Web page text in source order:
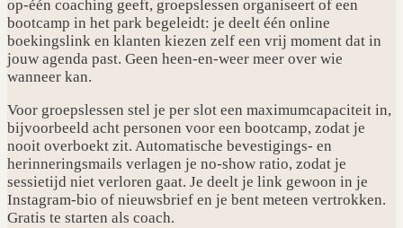
op-één coaching geeft, groepslessen organiseert of een
bootcamp in het park begeleidt: je deelt één online
boekingslink en klanten kiezen zelf een vrij moment dat in
jouw agenda past. Geen heen-en-weer meer over wie
wanneer kan.
Voor groepslessen stel je per slot een maximumcapaciteit in,
bijvoorbeeld acht personen voor een bootcamp, zodat je
nooit overboekt zit. Automatische bevestigings- en
herinneringsmails verlagen je no-show ratio, zodat je
sessietijd niet verloren gaat. Je deelt je link gewoon in je
Instagram-bio of nieuwsbrief en je bent meteen vertrokken.
Gratis te starten als coach.